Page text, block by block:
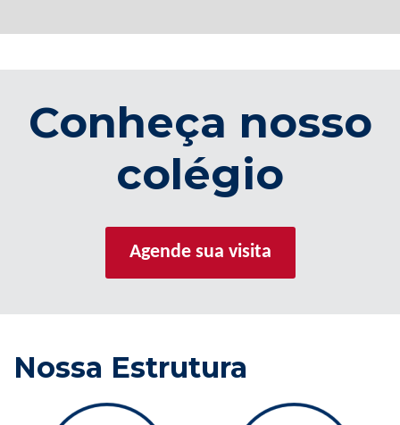
Conheça nosso
colégio
Agende sua visita
Nossa Estrutura